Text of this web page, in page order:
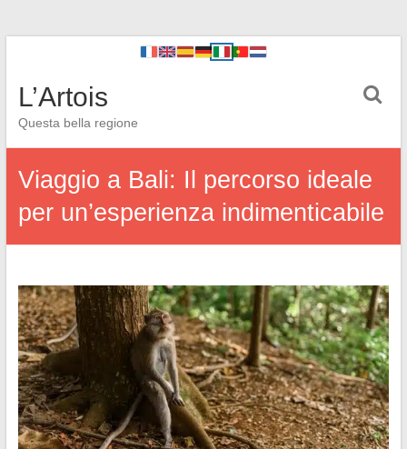
L’Artois
Questa bella regione
Viaggio a Bali: Il percorso ideale
per un’esperienza indimenticabile